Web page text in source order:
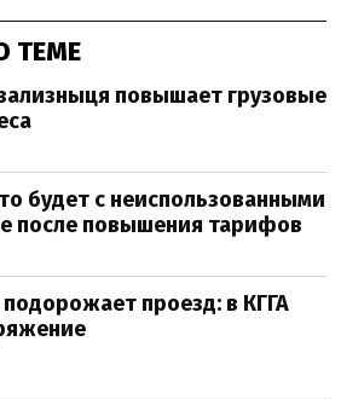
ТЕМЕ
повышает грузовые
будет с неиспользованными
после повышения тарифов
проезд: в КГГА